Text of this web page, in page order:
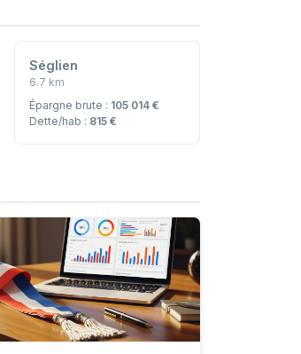
Séglien
6.7 km
Épargne brute : 105 014 €
Dette/hab : 815 €